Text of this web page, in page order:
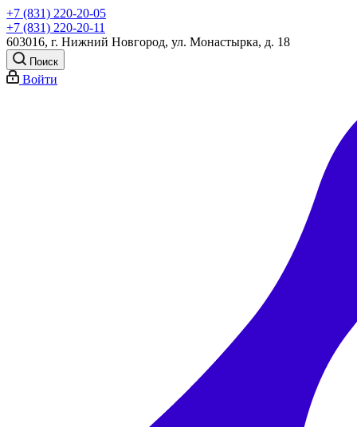
+7 (831) 220-20-05
+7 (831) 220-20-11
603016, г. Нижний Новгород, ул. Монастырка, д. 18
Поиск
Войти